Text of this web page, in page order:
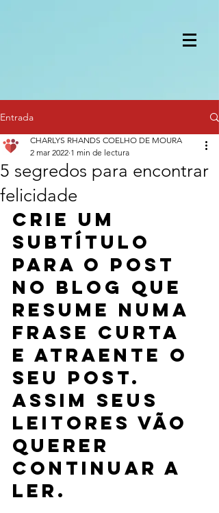
Entrada
5 segredos para encontrar
felicidade
CHARLYS RHANDS COELHO DE MOURA
2 mar 2022 1 min de lectura
Crie um
subtítulo
para o post
no blog que
resume numa
frase curta
e atraente o
seu post.
Assim seus
leitores vão
querer
continuar a
ler.